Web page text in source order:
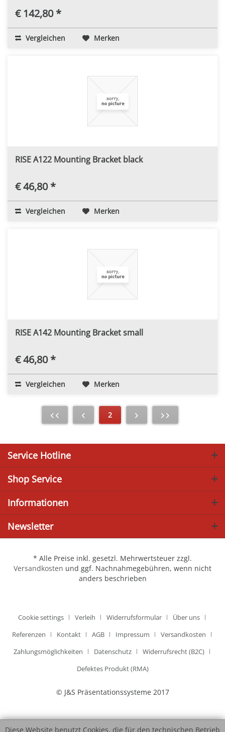
€ 142,80 *
Vergleichen Merken
RISE A122 Mounting Bracket black
€ 46,80 *
Vergleichen Merken
RISE A142 Mounting Bracket small
€ 46,80 *
Vergleichen Merken
2
Service Hotline
Shop Service
Informationen
Newsletter
* Alle Preise inkl. gesetzl. Mehrwertsteuer zzgl.
Versandkosten und ggf. Nachnahmegebühren, wenn nicht
anders beschrieben
Cookie settings Verleih Widerrufsformular
Über uns
Referenzen
Kontakt AGB Impressum
Versandkosten
Zahlungsmöglichkeiten
Datenschutz
Widerrufsrecht (B2C)
Defektes Produkt (RMA)
© J&S Präsentationssysteme 2017
Diese Website benutzt Cookies, die für den technischen Betrieb